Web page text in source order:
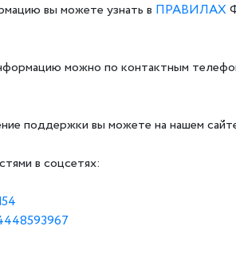
вы можете узнать в ПРАВИЛАХ
можно по контактным
поддержки вы можете на нашем
в соцсетях: